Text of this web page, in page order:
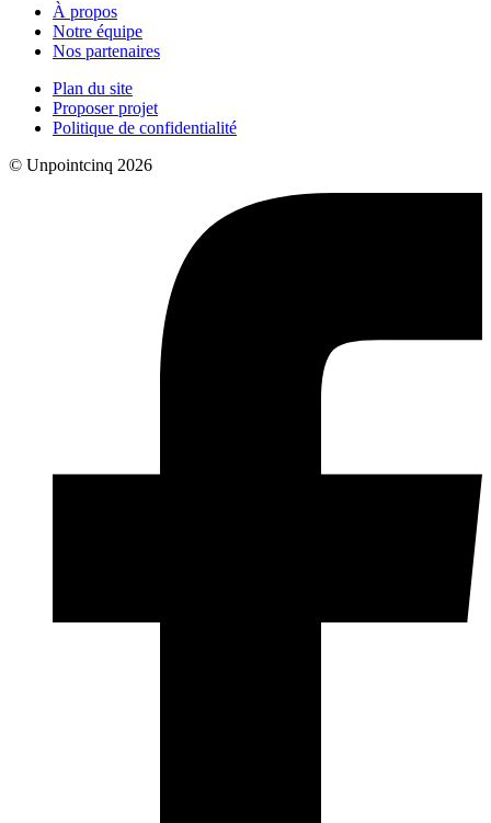
À propos
Notre équipe
Nos partenaires
Plan du site
Proposer projet
Politique de confidentialité
© Unpointcinq 2026